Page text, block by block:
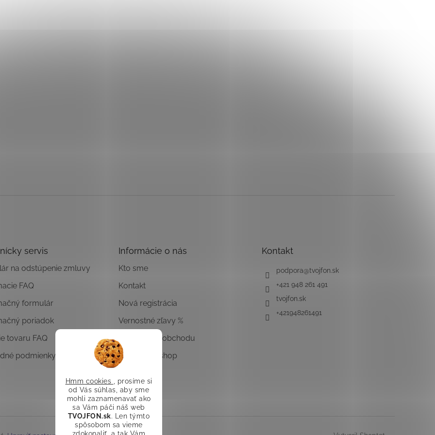
Hmm cookies
, prosíme si
od Vás súhlas, aby sme
mohli zaznamenavať ako
sa Vám páči náš web
TVOJFON.sk. Len týmto
spôsobom sa vieme
servis
na odstúpenie zmluvy
FAQ
formulár
poriadok
tovaru FAQ
podmienky
Informácie o nás
Kto sme
Kontakt
Nová registrácia
Vernostné zľavy %
Hodnotenie obchodu
Overený E-shop
Kontakt
podpora@tvojfon.sk
+421 948 261 491
tvojfon.sk
+421948261491